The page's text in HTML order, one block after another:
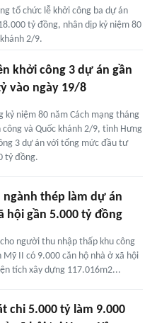
tổ chức lễ khởi công ba dự án
tỷ đồng, nhân dịp kỷ niệm 80
2/9.
khởi công 3 dự án gần
vào ngày 19/8
kỷ niệm 80 năm Cách mạng tháng
công và Quốc khánh 2/9, tỉnh Hưng
3 dự án với tổng mức đầu tư
tỷ đồng.
ngành thép làm dự án
hội gần 5.000 tỷ đồng
người thu nhập thấp khu công
Mỹ II có 9.000 căn hộ nhà ở xã hội
tích xây dựng 117.016m2...
chi 5.000 tỷ làm 9.000